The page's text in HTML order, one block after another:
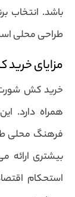
باشد. انتخاب
طراحی محلی
مزایای
خرید کش شورت
همراه دارد.
فرهنگ محلی
بیشتری ارائه
استحکام